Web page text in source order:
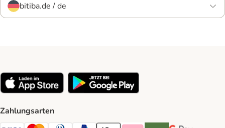
bitiba.de / de
Zahlungsarten